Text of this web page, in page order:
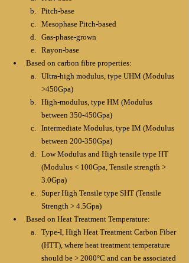
Pitch-base
Mesophase Pitch-based
Gas-phase-grown
Rayon-base
Based on carbon fibre properties:
Ultra-high modulus, type UHM (Modulus
>450Gpa)
High-modulus, type HM (Modulus
between 350-450Gpa)
Intermediate Modulus, type IM (Modulus
between 200-350Gpa)
Low Modulus and High tensile type HT
(Modulus < 100Gpa, Tensile strength >
3.0Gpa)
Super High Tensile type SHT (Tensile
Strength > 4.5Gpa)
Based on Heat Treatment Temperature:
Type-I, High Heat Treatment Carbon Fiber
(HTT), where heat treatment temperature
should be > 2000°C and can be associated